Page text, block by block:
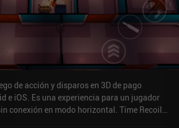
de acción y disparos en 3D de pago
e iOS. Es una experiencia para un jugador
conexión en modo horizontal. Time Recoil